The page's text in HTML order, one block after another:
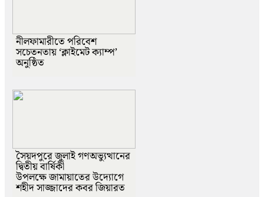
নীলফামারীতে পরিবেশ
সচেতনতায় ‘ক্লাইমেট ক্যাম্প’
অনুষ্ঠিত
সৈয়দপুরে জুলাই গণঅভ্যুত্থানের
দ্বিতীয় বার্ষিকী
উপলক্ষে জামায়াতের উদ্যোগে
শহীদ সাজ্জাদের কবর জিয়ারত